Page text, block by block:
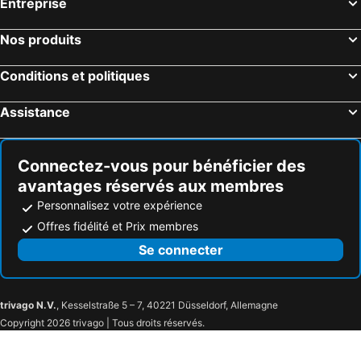
Magescq, hôtels avec piscine
Bénesse-Maremne, hôtels avec piscine
Lesperon, hôtels avec piscine
Saubusse, hôtels avec piscine
Saint-Martin-d'Arrossa, hôtels avec piscine
Bidarray, hôtels avec piscine
Nos produits
Conditions et politiques
Assistance
Connectez-vous pour bénéficier des
avantages réservés aux membres
Personnalisez votre expérience
Offres fidélité et Prix membres
Se connecter
trivago N.V., Kesselstraße 5 – 7, 40221 Düsseldorf, Allemagne
Copyright 2026 trivago | Tous droits réservés.